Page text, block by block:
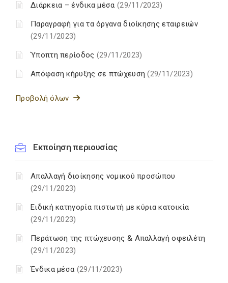
Διάρκεια – ένδικα μέσα (29/11/2023)
Παραγραφή για τα όργανα διοίκησης εταιρειών
(29/11/2023)
Ύποπτη περίοδος (29/11/2023)
Απόφαση κήρυξης σε πτώχευση(29/11/2023)
Προβολή όλων
Εκποίηση περιουσίας
Απαλλαγή διοίκησης νομικού προσώπου
(29/11/2023)
Ειδική κατηγορία πιστωτή με κύρια κατοικία
(29/11/2023)
Περάτωση της πτώχευσης & Απαλλαγή οφειλέτη
(29/11/2023)
Ένδικα μέσα (29/11/2023)